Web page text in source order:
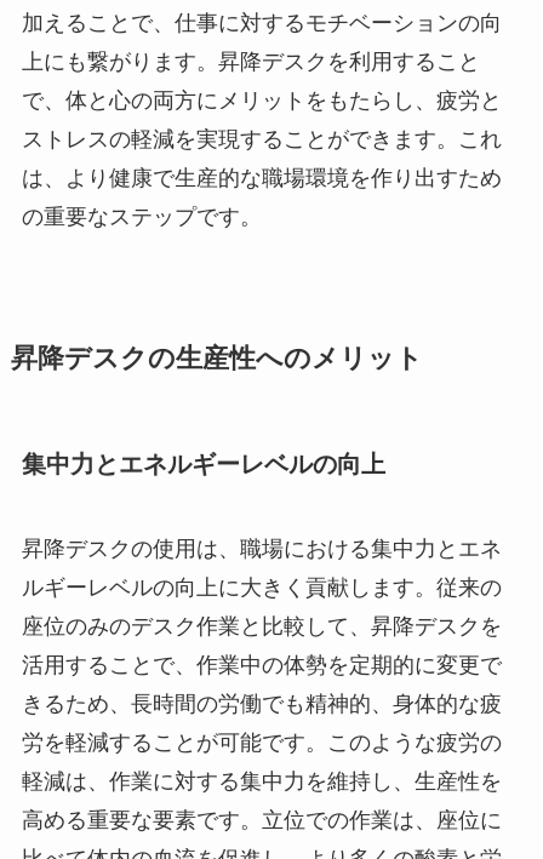
加えることで、仕事に対するモチベーションの向
上にも繋がります。昇降デスクを利用すること
で、体と心の両方にメリットをもたらし、疲労と
ストレスの軽減を実現することができます。これ
は、より健康で生産的な職場環境を作り出すため
の重要なステップです。
昇降デスクの生産性へのメリット
集中力とエネルギーレベルの向上
昇降デスクの使用は、職場における集中力とエネ
ルギーレベルの向上に大きく貢献します。従来の
座位のみのデスク作業と比較して、昇降デスクを
活用することで、作業中の体勢を定期的に変更で
きるため、長時間の労働でも精神的、身体的な疲
労を軽減することが可能です。このような疲労の
軽減は、作業に対する集中力を維持し、生産性を
高める重要な要素です。立位での作業は、座位に